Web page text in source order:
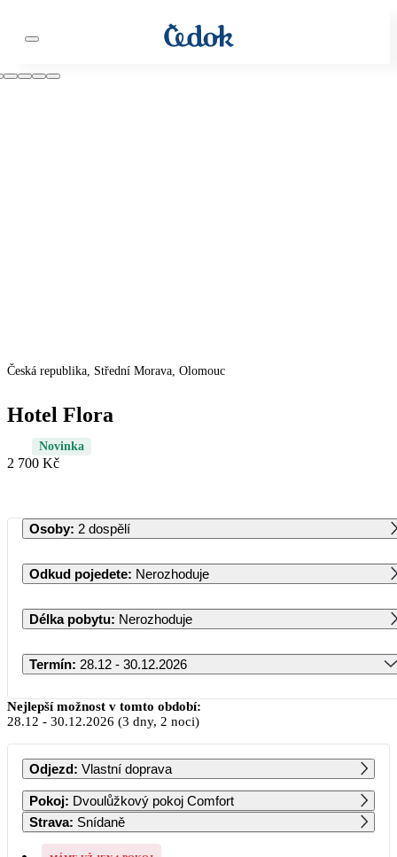
Česká republika, Střední Morava, Olomouc
Hotel Flora
Novinka
2 700 Kč
Osoby: 2 dospělí
Odkud pojedete: Nerozhoduje
Délka pobytu: Nerozhoduje
Termín: 28.12 - 30.12.2026
Prosinec 2026
PO ÚT ST ČT PÁ SO NE
1 2 3 4 5 6
7 8 9 10 11 12 13
Nejlepší možnost v tomto období:
28.12 - 30.12.2026 (3 dny, 2 noci)
Odjezd: Vlastní doprava
Pokoj: Dvoulůžkový pokoj Comfort
Strava: Snídaně